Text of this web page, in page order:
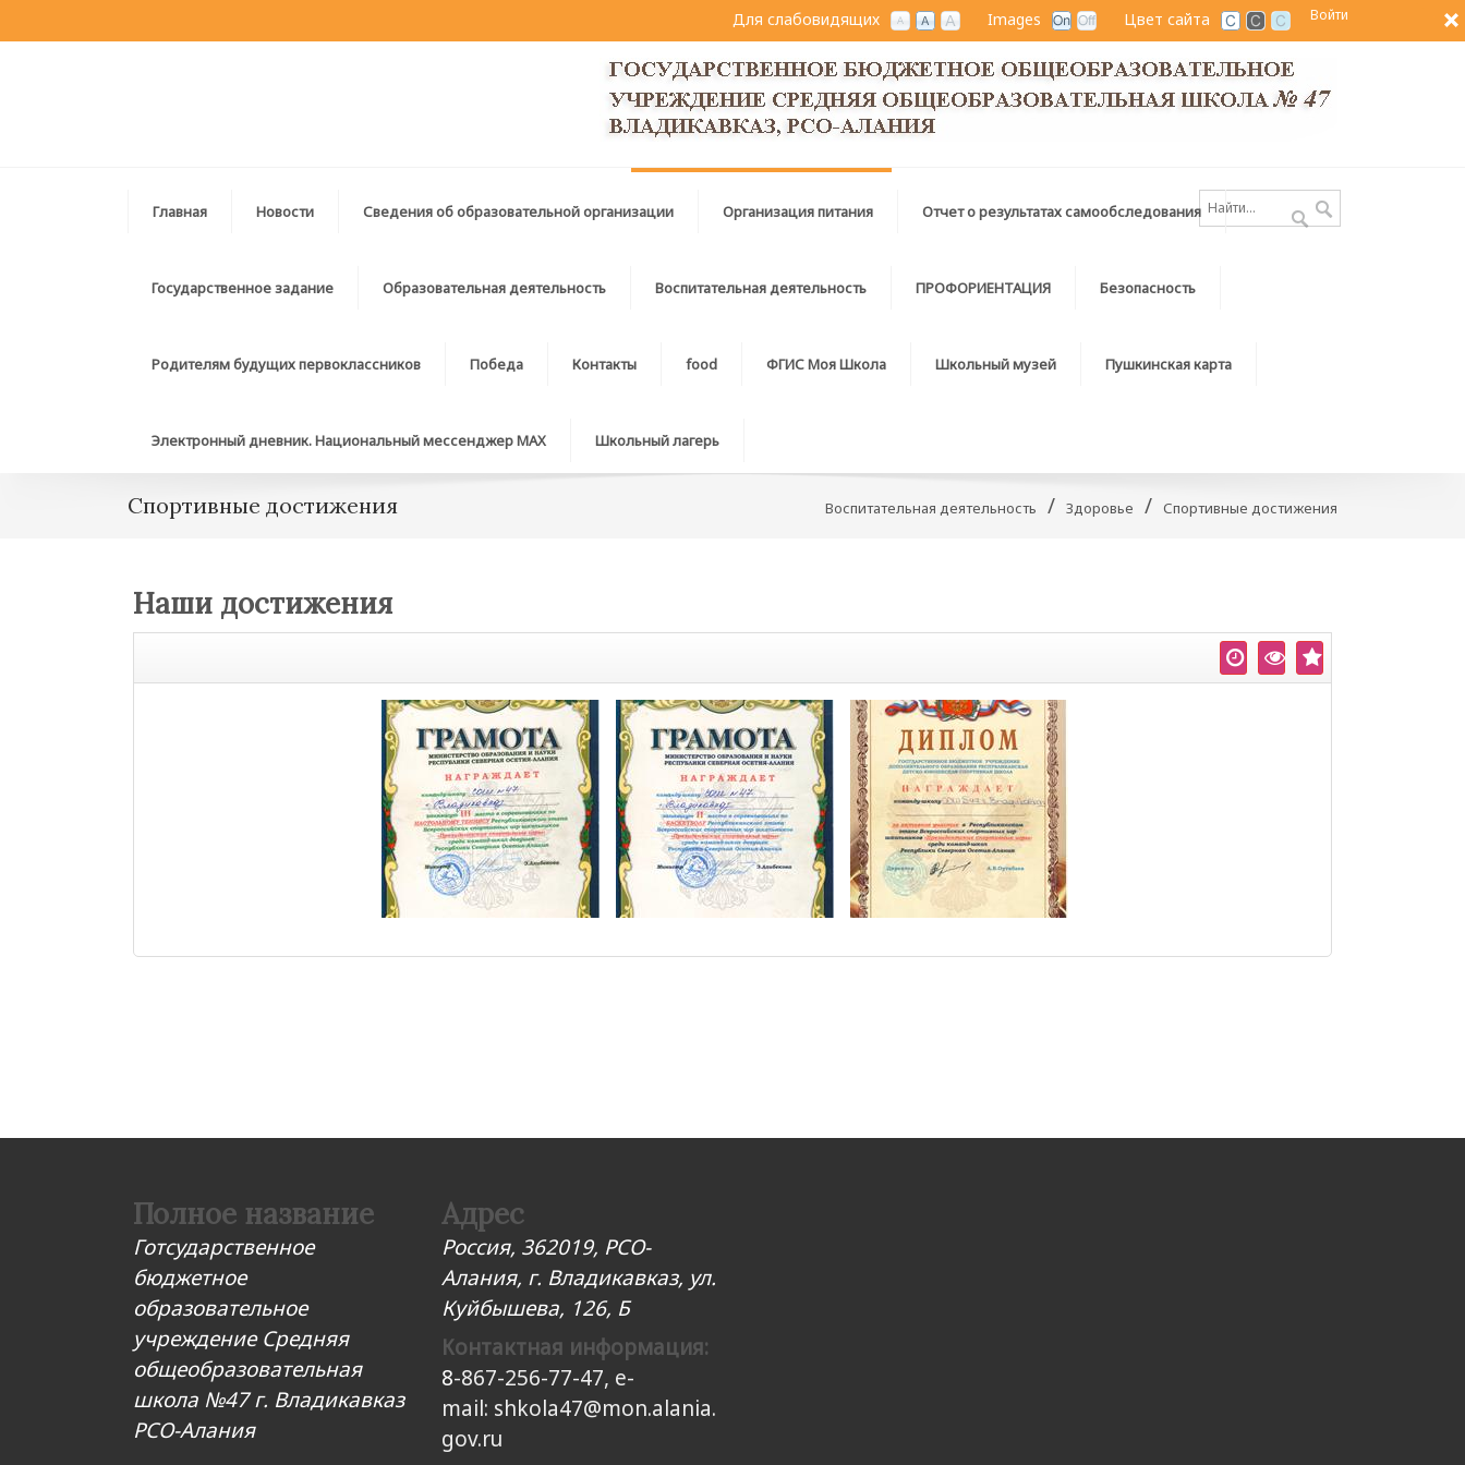
Войти
Цвет сайта
Images
Для слабовидящих
Главная Новости Сведения об образовательной организации Организация питания Отчет о результатах самообследования
Государственное задание Образовательная деятельность Воспитательная деятельность ПРОФОРИЕНТАЦИЯ Безопасность
Родителям будущих первоклассников Победа Контакты food ФГИС Моя Школа Школьный музей Пушкинская карта
Электронный дневник. Национальный мессенджер MAX Школьный лагерь
Спортивные достижения Воспитательная деятельность / Здоровье / Спортивные достижения
Наши достижения
Полное название
Готсударственное
бюджетное
образовательное
учреждение Средняя
общеобразовательная
школа №47 г. Владикавказ
РСО-Алания
Адрес
Россия, 362019, РСО-
Алания, г. Владикавказ, ул.
Куйбышева, 126, Б
Контактная информация:
8-867-256-77-47, e-
mail: shkola47@mon.alania.
gov.ru